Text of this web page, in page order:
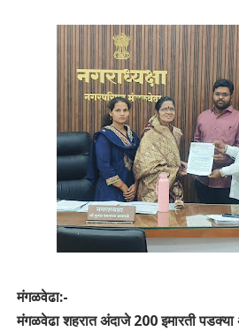
मंगळवेढा:-
मंगळवेढा शहरात अंदाजे 200 इमारती